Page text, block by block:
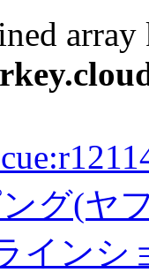
グ(ヤ
インシ